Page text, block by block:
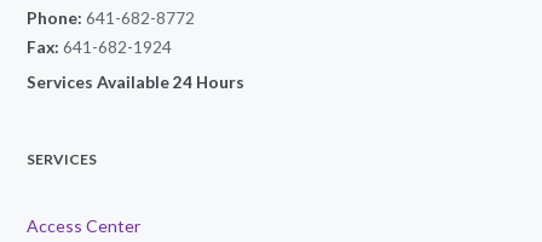
Phone: 641-682-8772
Fax: 641-682-1924
Services Available 24 Hours
SERVICES
Access Center